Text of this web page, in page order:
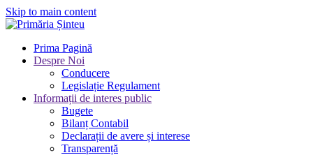
Skip to main content
Prima Pagină
Despre Noi
Conducere
Legislație Regulament
Informații de interes public
Bugete
Bilanț Contabil
Declarații de avere și interese
Transparență